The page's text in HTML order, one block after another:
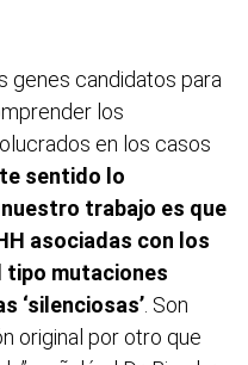
genes candidatos para
los
en los casos
sentido lo
trabajo es que
asociadas con los
tipo mutaciones
‘silenciosas’ . Son
original por otro que